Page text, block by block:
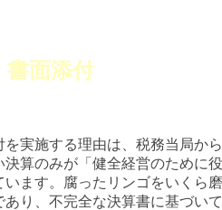
面添付
実施する理由は、税務当局か
算のみが「健全経営のために
ます。腐ったリンゴをいくら
り、不完全な決算書に基づい